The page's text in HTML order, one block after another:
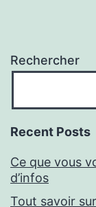
Rechercher
Recent Posts
Ce que vous
d’infos
Tout savoir